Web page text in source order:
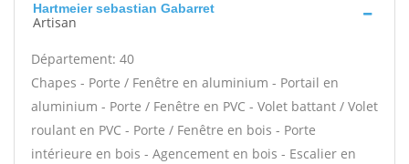
Hartmeier sebastian Gabarret
Artisan
Département: 40
Chapes - Porte / Fenêtre en aluminium - Portail en
aluminium - Porte / Fenêtre en PVC - Volet battant / Volet
roulant en PVC - Porte / Fenêtre en bois - Porte
intérieure en bois - Agencement en bois - Escalier en